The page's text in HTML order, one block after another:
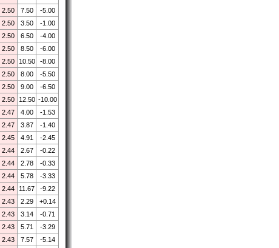
2.50 7.50
-5.00
2.50 3.50
-1.00
2.50 6.50
-4.00
2.50 8.50
-6.00
2.50 10.50
-8.00
2.50 8.00
-5.50
2.50 9.00
-6.50
2.50 12.50 -10.00
2.47 4.00
-1.53
2.47 3.87
-1.40
2.45 4.91
-2.45
2.44 2.67
-0.22
2.44 2.78
-0.33
2.44 5.78
-3.33
2.44 11.67
-9.22
2.43 2.29
+0.14
2.43 3.14
-0.71
2.43 5.71
-3.29
2.43 7.57
-5.14